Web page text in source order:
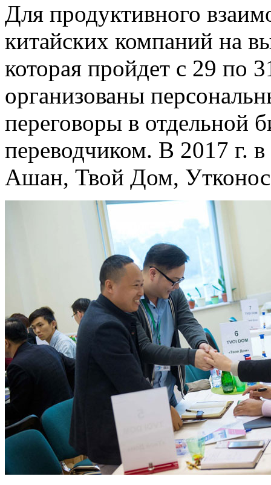
Для продуктивного
китайских компаний на
которая пройдет с 29 по
организованы
переговоры в отдельной
переводчиком. В 2017 г.
Ашан, Твой Дом,